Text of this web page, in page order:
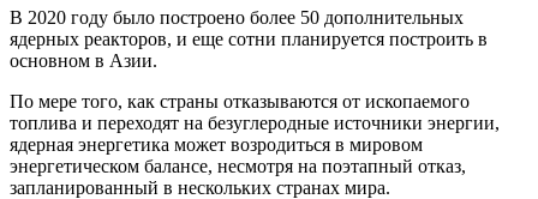
В 2020 году было построено более 50 дополнительных
ядерных реакторов, и еще сотни планируется построить в
основном в Азии.
По мере того, как страны отказываются от ископаемого
топлива и переходят на безуглеродные источники энергии,
ядерная энергетика может возродиться в мировом
энергетическом балансе, несмотря на поэтапный отказ,
запланированный в нескольких странах мира.